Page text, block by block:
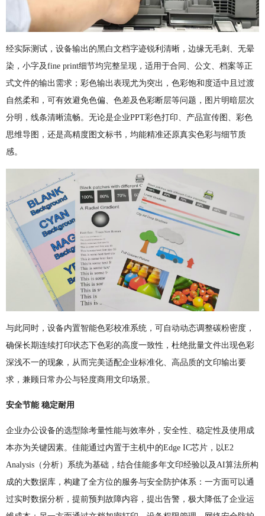
经实际测试，设备输出的黑白文档字迹锐利清晰，边缘无毛刺、无晕
染，小字及fine print细节均完整呈现，适用于合同、公文、档案等正
式文件的输出需求；彩色输出表现尤为突出，色彩饱和度适中且过渡
自然柔和，可有效避免色偏、色差及色彩断层等问题，图片明暗层次
分明，线条清晰流畅。无论是企业PPT彩色打印、产品宣传图、彩色
思维导图，还是高精度图文标书，均能精准还原真实色彩与细节质
感。
与此同时，设备内置智能色彩校准系统，可自动动态调整碳粉密度，
确保长期连续打印状态下色彩的高度一致性，杜绝批量文件出现色彩
深浅不一的现象，从而完美适配企业标准化、高品质的文印输出要
求，兼顾日常办公与轻度商用文印场景。
安全节能 稳定耐用
企业办公设备的选型除考量性能与效率外，安全性、稳定性及使用成
本亦为关键因素。佳能通过内置于主机中的Edge IC芯片，以E2
Analysis（分析）系统为基础，结合佳能多年文印经验以及AI算法所构
成的大数据库，构建了全方位的服务与安全防护体系：一方面可以通
过实时数据分析，提前预判故障内容，提出告警，极大降低了企业运